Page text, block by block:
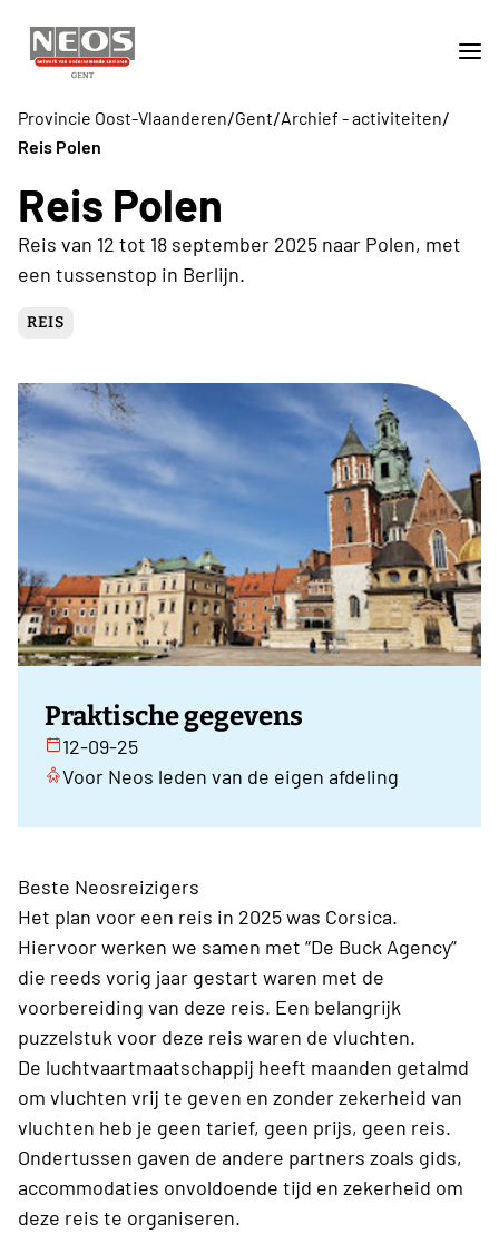
Provincie Oost-Vlaanderen/Gent/Archief - activiteiten/
Reis Polen
Reis Polen
Reis van 12 tot 18 september 2025 naar Polen, met
een tussenstop in Berlijn.
REIS
Praktische gegevens
12-09-25
Voor Neos leden van de eigen afdeling
Beste Neosreizigers
Het plan voor een reis in 2025 was Corsica.
Hiervoor werken we samen met “De Buck Agency”
die reeds vorig jaar gestart waren met de
voorbereiding van deze reis. Een belangrijk
puzzelstuk voor deze reis waren de vluchten.
De luchtvaartmaatschappij heeft maanden getalmd
om vluchten vrij te geven en zonder zekerheid van
vluchten heb je geen tarief, geen prijs, geen reis.
Ondertussen gaven de andere partners zoals gids,
accommodaties onvoldoende tijd en zekerheid om
deze reis te organiseren.